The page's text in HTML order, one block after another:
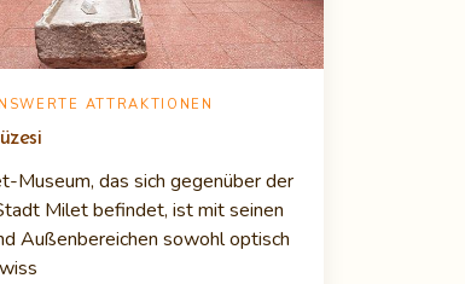
ATTRAKTIONEN
Museum, das sich gegenüber der
Milet befindet, ist mit seinen
Außenbereichen sowohl optisch